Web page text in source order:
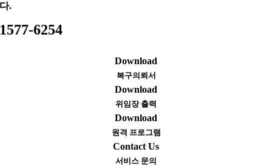
다.
1577-6254
Download
복구의뢰서
Download
위임장 출력
Download
원격 프로그램
Contact Us
서비스 문의